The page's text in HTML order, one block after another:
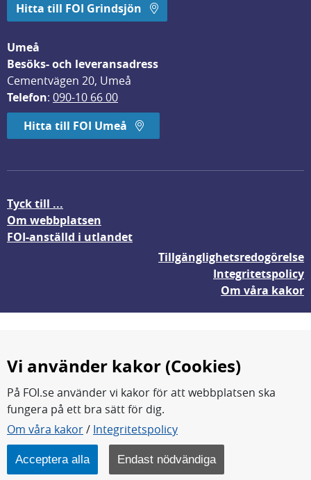
Hitta till FOI Grindsjön
Umeå
Besöks- och leveransadress
Cementvägen 20, Umeå
Telefon: 090-10 66 00
Hitta till FOI Umeå
Tyck till ...
Om webbplatsen
FOI-anställd i utlandet
Tillgänglighetsredogörelse
Integritetspolicy
Om våra kakor
FOI forskar för en säkrare värld.
FOI:s kärnverksamhet är forskning, metod- och
teknikutveckling samt analyser och studier.
Myndigheten ligger under Försvarsdepartementet.
Vi använder kakor (Cookies)
På FOI.se använder vi kakor för att webbplatsen ska
fungera på ett bra sätt för dig.
Om våra kakor/ Integritetspolicy
Acceptera alla Endast nödvändiga